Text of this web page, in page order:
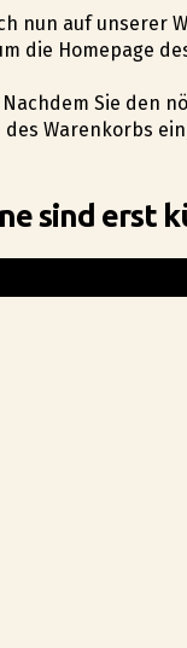
nun auf unserer
die Homepage
Sie den
Warenkorbs
sind erst